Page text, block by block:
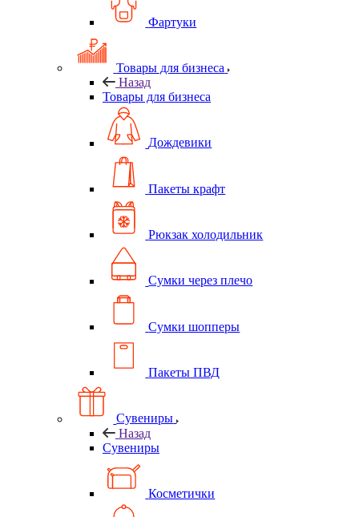
Фартуки
Товары для бизнеса
Назад
Товары для бизнеса
Дождевики
Пакеты крафт
Рюкзак холодильник
Сумки через плечо
Сумки шопперы
Пакеты ПВД
Сувениры
Назад
Сувениры
Косметички